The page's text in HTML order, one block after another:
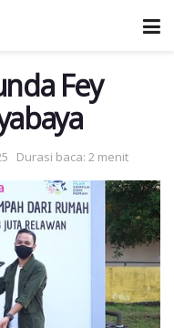
Fey
Durasi baca: 2 menit